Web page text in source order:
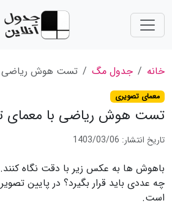
خانه جدول مگ تست هوش ریاضی
معمای تصویری
تست هوش ریاضی با معمای
تاریخ انتشار: 1403/03/06
باهوش ها به عکس زیر با دقت نگاه
چه عددی باید قرار بگیرد؟ در پایین
است.